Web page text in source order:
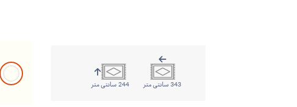
343 سانتی متر 244 سانتی متر